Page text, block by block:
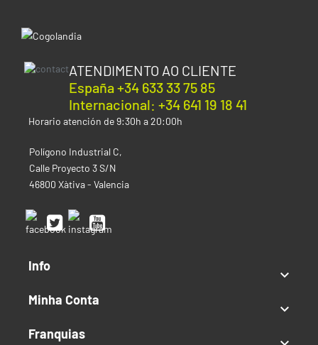
ATENDIMENTO AO CLIENTE
España +34 633 33 75 85
Internacional: +34 641 19 18 41
Horario atención de 9:30h a 20:00h
Polígono Industrial C,
Calle Proyecto 3 S/N
46800 Xàtiva - Valencia
Info

Minha Conta

Franquias